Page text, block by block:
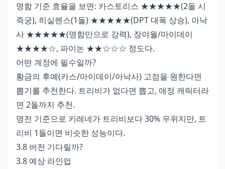
명함 기준 효율을 보면: 카스토리스 ★★★★★(2돌 시
즉궁), 히실렌스(1돌) ★★★★★(DPT 대폭 상승), 아낙
사 ★★★★★(명함만으로 강력), 장야월/마이데이
★★★★☆, 파이논 ★★☆☆☆ 정도다.
어떤 계정에 필수일까?
황금의 후예(카스/마이데이/아낙사) 고점을 원한다면
뽑기를 추천한다. 트리비가 없다면 뽑고, 애정 캐릭터라
면 2돌까지 추천.
명전 기준으로 키레네가 트리비보다 30% 우위지만, 트
리비 1돌이면 비슷한 성능이다.
3.8 버전 기다릴까?
3.8 예상 라인업